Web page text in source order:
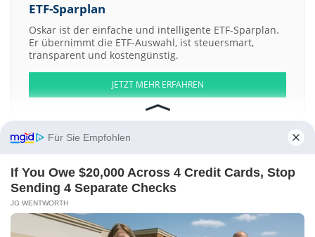
ETF-Sparplan
Oskar ist der einfache und intelligente ETF-Sparplan.
Er übernimmt die ETF-Auswahl, ist steuersmart,
transparent und kostengünstig.
JETZT MEHR ERFAHREN
Aktien ATX DAX EuroStoxx 50 Dow Jones NASDAQ 100 Nikkei 225
S&P 500
EN+ Group International
Argo Global Listed Infrastructure Altus
Pentamaster Corporation Bhd Registered Shs CloudMD
Für Sie Empfohlen
If You Owe $20,000 Across 4 Credit Cards, Stop
Sending 4 Separate Checks
JG WENTWORTH